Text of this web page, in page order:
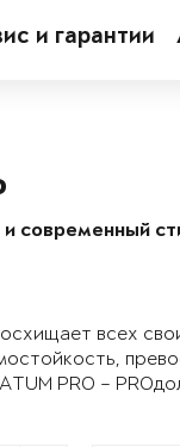
и гарантии
современный
всех
PRO –